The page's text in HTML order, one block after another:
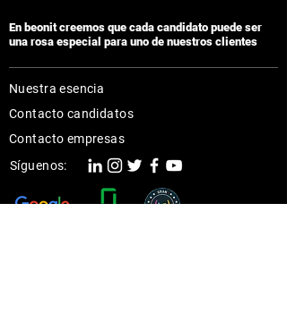
En beonit creemos que cada candidato puede ser
una rosa especial para uno de nuestros clientes
Nuestra esencia
Contacto candidatos
Contacto empresas
Síguenos: